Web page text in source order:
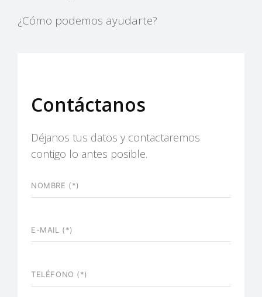
¿Cómo podemos ayudarte?
Contáctanos
Déjanos tus datos y contactaremos
contigo lo antes posible.